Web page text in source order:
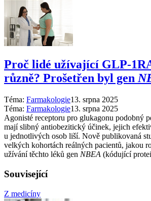
Proč lidé užívající GLP-
různě? Prošetřen byl gen
Téma: Farmakologie13. srpna 2025
Téma: Farmakologie13. srpna 2025
Agonisté receptoru pro glukagonu podobný
mají slibný antiobezitický účinek, jejich
u jednotlivých osob liší. Nově publikovaná
velkých kohortách reálných pacientů, jakou
užívání těchto léků gen NBEA (kódující
Související
Z medicíny